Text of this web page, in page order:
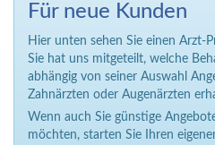
Für neue Kunden
Hier unten sehen Sie einen Arzt-
Sie hat uns mitgeteilt, welche
abhängig von seiner Auswahl
Zahnärzten oder Augenärzten
Wenn auch Sie günstige
möchten, starten Sie Ihren